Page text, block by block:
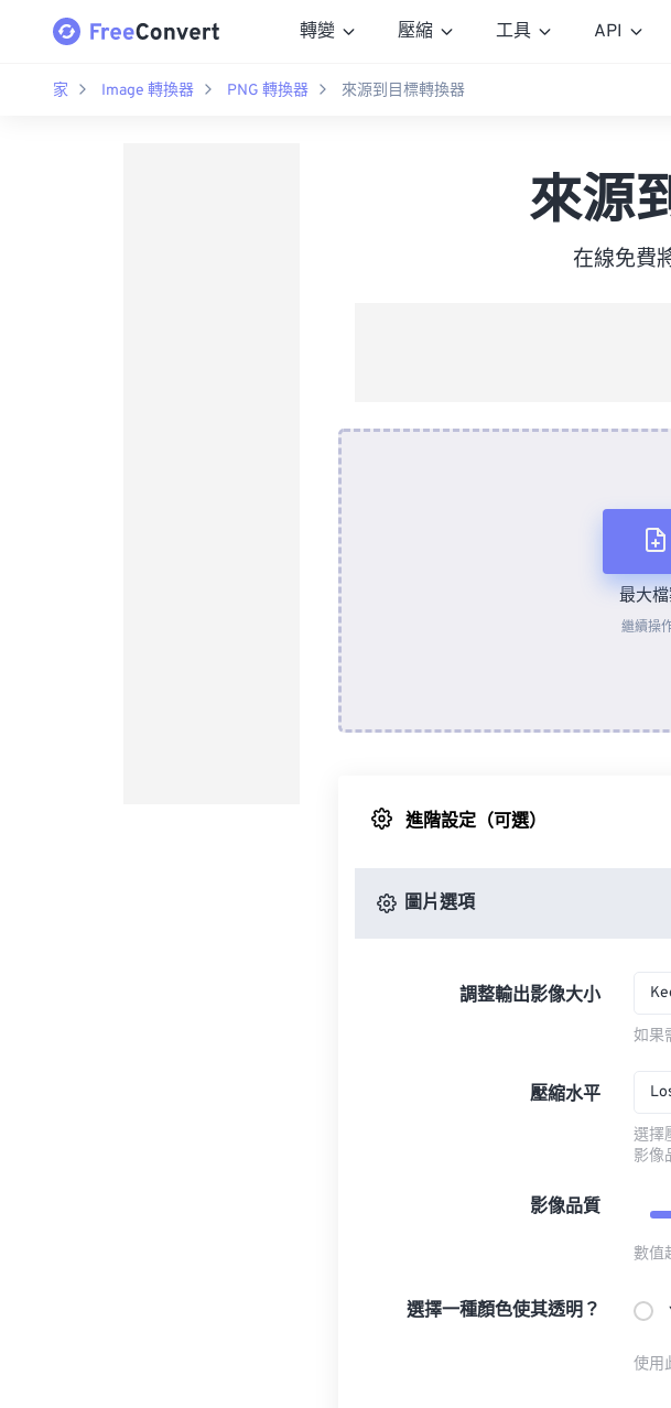
轉變 壓縮 工具 API
家 Image 轉換器 PNG 轉換器 來源到目標轉換器
來源
在線免費
最大
繼續操
進階設定（可選）
圖片選項
調整輸出影像大小
如果
壓縮水平
選擇
影像
影像品質
數值
選擇一種顏色使其透明？
使用